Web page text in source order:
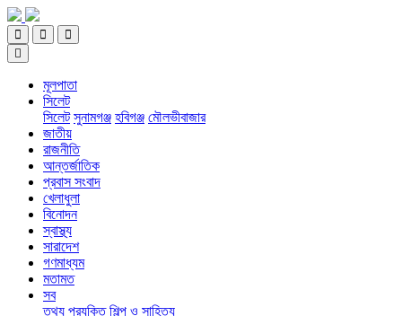
মূলপাতা
সিলেট
সিলেট সুনামগঞ্জ হবিগঞ্জ মৌলভীবাজার
জাতীয়
রাজনীতি
আন্তর্জাতিক
প্রবাস সংবাদ
খেলাধুলা
বিনোদন
স্বাস্থ্য
সারাদেশ
গণমাধ্যম
মতামত
সব
তথ্য প্রযুক্তি শিল্প ও সাহিত্য